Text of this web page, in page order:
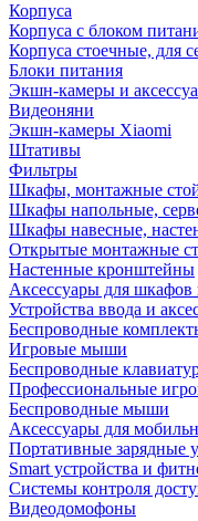
Корпуса
Корпуса с блоком
Корпуса стоечные, для
Блоки питания
Экшн-камеры и
Видеоняни
Экшн-камеры Xiaomi
Штативы
Фильтры
Шкафы, монтажные
Шкафы напольные,
Шкафы навесные,
Открытые монтажные
Настенные кронштейны
Аксессуары для шкафов
Устройства ввода и
Беспроводные
Игровые мыши
Беспроводные
Профессиональные
Беспроводные мыши
Аксессуары для
Портативные зарядные
Smart устройства и
Системы контроля
Видеодомофоны